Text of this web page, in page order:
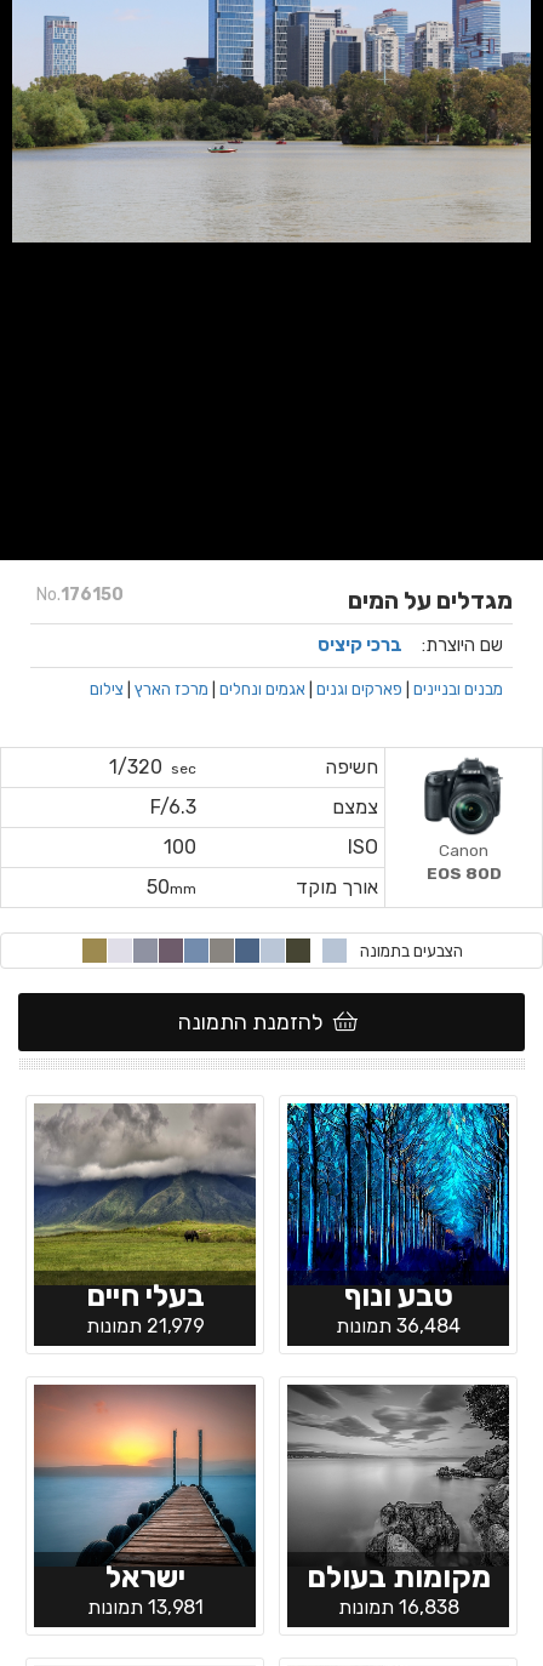
No.176150 מגדלים על המים
שם היוצרת: ברכי קיציס
מבנים ובניינים פארקים וגנים אגמים ונחלים מרכז הארץ צילום
חשיפה sec
1/320
צמצם
F/6.3
ISO
100
אורך מוקד
50mm
Canon
EOS 80D
הצבעים בתמונה
להזמנת התמונה
טבע ונוף
36,484 תמונות
בעלי חיים
21,979 תמונות
מקומות בעולם
16,838 תמונות
ישראל
13,981 תמונות